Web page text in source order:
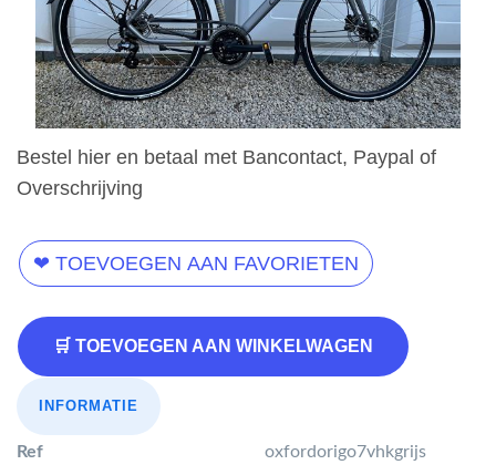
Bestel hier en betaal met Bancontact, Paypal of
Overschrijving
❤ TOEVOEGEN AAN FAVORIETEN
🛒 TOEVOEGEN AAN WINKELWAGEN
INFORMATIE
Ref
oxfordorigo7vhkgrijs